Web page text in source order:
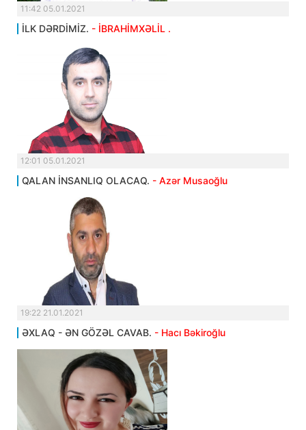
11:42 05.01.2021
İLK DƏRDİMİZ. - İBRAHİMXƏLİL .
12:01 05.01.2021
QALAN İNSANLIQ OLACAQ. - Azər Musaoğlu
19:22 21.01.2021
ƏXLAQ - ƏN GÖZƏL CAVAB. - Hacı Bəkiroğlu